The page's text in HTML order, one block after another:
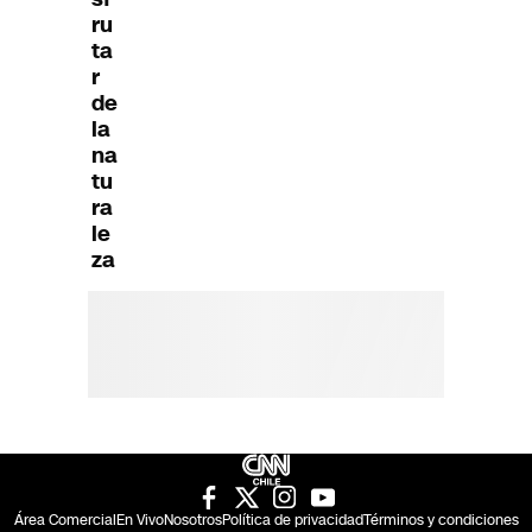
ru
ta
r
de
la
na
tu
ra
le
za
Área ComercialEn VivoNosotrosPolítica de privacidadTérminos y condiciones